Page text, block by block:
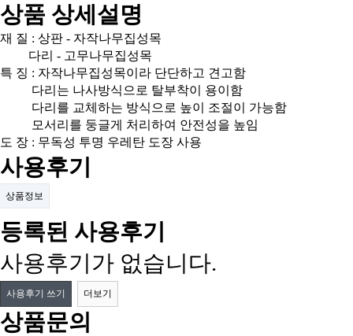
상품 상세설명
재 질 : 상판 - 자작나무집성목
다리 - 고무나무집성목
특 징 : 자작나무집성목이라 단단하고 견고함
다리는 나사방식으로 탈부착이 용이함
다리를 교체하는 방식으로 높이 조절이 가능함
모서리를 둥글게 처리하여 안전성을 높임
도 장 : 무독성 투명 우레탄 도장 사용
사용후기
상품정보
등록된 사용후기
사용후기가 없습니다.
사용후기 쓰기 더보기
상품문의